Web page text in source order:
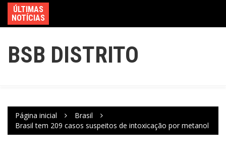
ÚLTIMAS
NOTÍCIAS
BSB DISTRITO
Página inicial
Brasil
Brasil tem 209 casos suspeitos de intoxicação por metanol